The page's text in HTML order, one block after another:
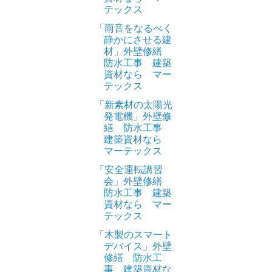
テックス
「雨音をなるべく
静かにさせる建
材」外壁修繕
防水工事 建築
資材なら マー
テックス
「新素材の太陽光
発電機」外壁修
繕 防水工事
建築資材なら
マーテックス
「安全運転講習
会」外壁修繕
防水工事 建築
資材なら マー
テックス
「木製のスマート
デバイス」外壁
修繕 防水工
事 建築資材な